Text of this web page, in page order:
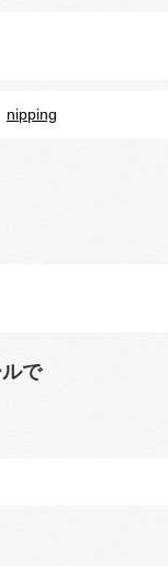
nipping
で